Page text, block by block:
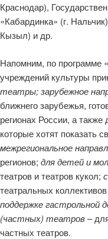
Краснодар),
«Кабардинка» (г.
Кызыл) и др.
Напомним, по программе «
учреждений культуры
театры;зарубежное
ближнего зарубежья,
регионах России, а
которые хотят показать
межрегиональное
регионов; для детей и
театров и театров кукол;
театральных
поддержке гастрольной
(частных) театров–
частных театров.